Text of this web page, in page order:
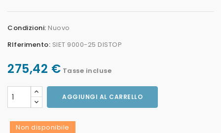
Condizioni: Nuovo
RIferimento: SIET 9000-25 DISTOP
275,42 € Tasse incluse
AGGIUNGI AL CARRELLO
Non disponibile